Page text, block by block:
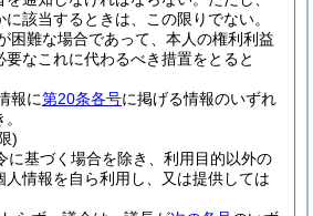
に該当するときは、この限りでない。
困難な場合であって、本人の権利利益
要なこれに代わるべき措置をとると
報に第20条各号に掲げる情報のいずれ
)
に基づく場合を除き、利用目的以外の
人情報を自ら利用し、又は提供しては